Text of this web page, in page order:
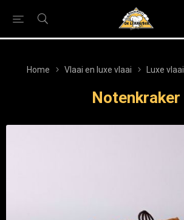
Home Vlaai en luxe vlaai Luxe vlaai
Notenkraker